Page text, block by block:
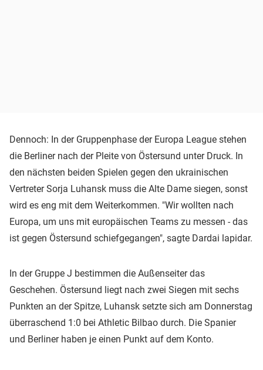
Dennoch: In der Gruppenphase der Europa League stehen
die Berliner nach der Pleite von Östersund unter Druck. In
den nächsten beiden Spielen gegen den ukrainischen
Vertreter Sorja Luhansk muss die Alte Dame siegen, sonst
wird es eng mit dem Weiterkommen. "Wir wollten nach
Europa, um uns mit europäischen Teams zu messen - das
ist gegen Östersund schiefgegangen", sagte Dardai lapidar.
In der Gruppe J bestimmen die Außenseiter das
Geschehen. Östersund liegt nach zwei Siegen mit sechs
Punkten an der Spitze, Luhansk setzte sich am Donnerstag
überraschend 1:0 bei Athletic Bilbao durch. Die Spanier
und Berliner haben je einen Punkt auf dem Konto.